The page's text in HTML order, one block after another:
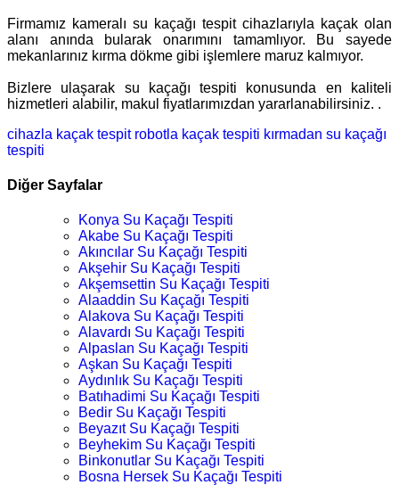
Firmamız kameralı su kaçağı tespit cihazlarıyla kaçak olan
alanı anında bularak onarımını tamamlıyor. Bu sayede
mekanlarınız kırma dökme gibi işlemlere maruz kalmıyor.
Bizlere ulaşarak su kaçağı tespiti konusunda en kaliteli
hizmetleri alabilir, makul fiyatlarımızdan yararlanabilirsiniz. .
cihazla kaçak tespitrobotla kaçak tespiti kırmadan su kaçağı
tespiti
Diğer Sayfalar
Konya Su Kaçağı Tespiti
Akabe Su Kaçağı Tespiti
Akıncılar Su Kaçağı Tespiti
Akşehir Su Kaçağı Tespiti
Akşemsettin Su Kaçağı Tespiti
Alaaddin Su Kaçağı Tespiti
Alakova Su Kaçağı Tespiti
Alavardı Su Kaçağı Tespiti
Alpaslan Su Kaçağı Tespiti
Aşkan Su Kaçağı Tespiti
Aydınlık Su Kaçağı Tespiti
Batıhadimi Su Kaçağı Tespiti
Bedir Su Kaçağı Tespiti
Beyazıt Su Kaçağı Tespiti
Beyhekim Su Kaçağı Tespiti
Binkonutlar Su Kaçağı Tespiti
Bosna Hersek Su Kaçağı Tespiti